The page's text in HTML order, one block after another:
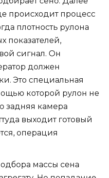
происходит процесс
плотность рулона
показателей,
сигнал. Он
должен
Это специальная
которой рулон не
задняя камера
выходит готовый
операция
массы сена